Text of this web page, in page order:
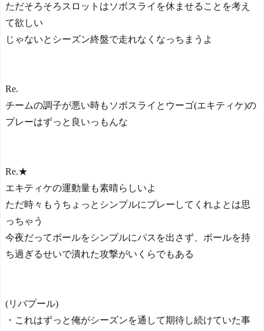
ただそろそろスロットはソボスライを休ませることを考え
て欲しい
じゃないとシーズン終盤で走れなくなっちまうよ
Re.
チームの調子が悪い時もソボスライとウーゴ(エキティケ)の
プレーはずっと良いっもんな
Re.★
エキティケの運動量も素晴らしいよ
ただ時々もうちょっとシンプルにプレーしてくれよとは思
っちゃう
今夜だってボールをシンプルにパスを出さず、ボールを持
ち過ぎるせいで潰れた攻撃がいくらでもある
(リバプール)
・これはずっと俺がシーズンを通して期待し続けていた事